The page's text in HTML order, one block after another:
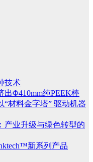
技术
Φ410mm纯PEEK棒
材料金字塔” 驱动机器
产业升级与绿色转型的
新系列产品